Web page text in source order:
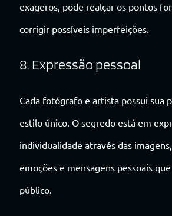
exageros, pode realçar os pontos
corrigir possíveis imperfeições.
8. Expressão pessoal
Cada fotógrafo e artista possui sua
estilo único. O segredo está em
individualidade através das
emoções e mensagens pessoais
público.